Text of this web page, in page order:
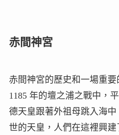
赤間神宮
赤間神宮的歷史和一場重
1185 年的壇之浦之戰中，
德天皇跟著外祖母跳入海
世的天皇，人們在這裡興建